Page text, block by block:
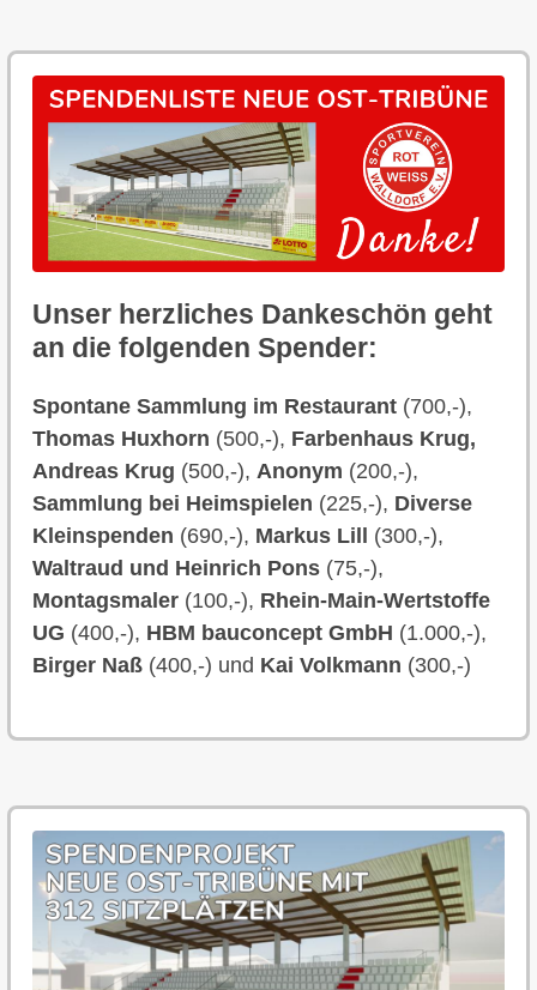
Unser herzliches Dankeschön geht
an die folgenden Spender:
Spontane Sammlung im Restaurant (700,-),
Thomas Huxhorn (500,-), Farbenhaus Krug,
Andreas Krug (500,-),Anonym (200,-),
Sammlung bei Heimspielen (225,-), Diverse
Kleinspenden (690,-), Markus Lill
(300,-),
Waltraud und Heinrich Pons (75,-),
Montagsmaler (100,-), Rhein-Main-Wertstoffe
UG (400,-), HBM bauconcept GmbH (1.000,-),
Birger Naß (400,-) und Kai Volkmann (300,-)